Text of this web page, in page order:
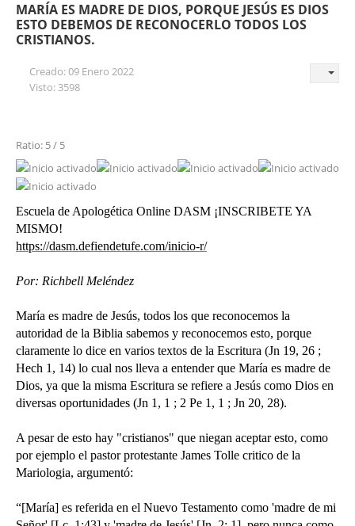
MARÍA ES MADRE DE DIOS, PORQUE JESÚS ES DIOS
ESTO DEBEMOS DE RECONOCERLO TODOS LOS
CRISTIANOS.
Creado: 09 Enero 2022
Visto: 3598
Ratio: 5 / 5
Escuela de Apologética Online DASM ¡INSCRIBETE YA
MISMO!
https://dasm.defiendetufe.com/inicio-r/
Por: Richbell Meléndez
María es madre de Jesús, todos los que reconocemos la
autoridad de la Biblia sabemos y reconocemos esto, porque
claramente lo dice en varios textos de la Escritura (Jn 19, 26 ;
Hech 1, 14) lo cual nos lleva a entender que María es madre de
Dios, ya que la misma Escritura se refiere a Jesús como Dios en
diversas oportunidades (Jn 1, 1 ; 2 Pe 1, 1 ; Jn 20, 28).
A pesar de esto hay "cristianos" que niegan aceptar esto, como
por ejemplo el pastor protestante James Tolle critico de la
Mariologia, argumentó:
“[María] es referida en el Nuevo Testamento como 'madre de mi